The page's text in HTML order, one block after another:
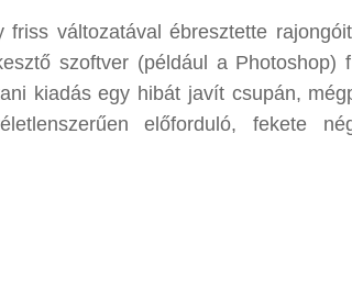
friss változatával ébresztette
szoftver (például a Photoshop)
kiadás egy hibát javít csupán,
előforduló, fekete